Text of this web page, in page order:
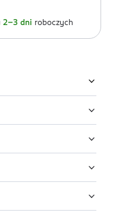
2-3 dni roboczych
przyszłym
zębów Colgate Total
świeżej mięty, z
by aktywnie
wielu problemów
Calcium
Aroma,
Gum, Potassium